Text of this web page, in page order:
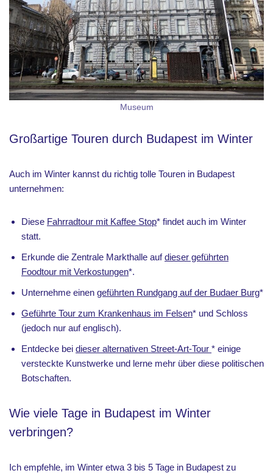
Museum
Großartige Touren durch Budapest im Winter
Auch im Winter kannst du richtig tolle Touren in Budapest
unternehmen:
Diese Fahrradtour mit Kaffee Stop* findet auch im Winter
statt.
Erkunde die Zentrale Markthalle aufdieser geführten
Foodtour mit Verkostungen*.
Unternehme einen geführten Rundgang auf der Budaer Burg*
Geführte Tour zum Krankenhaus im Felsen* und Schloss
(jedoch nur auf englisch).
Entdecke bei dieser alternativen Street-Art-Tour * einige
versteckte Kunstwerke und lerne mehr über diese politischen
Botschaften.
Wie viele Tage in Budapest im Winter
verbringen?
Ich empfehle, im Winter etwa 3 bis 5 Tage in Budapest zu